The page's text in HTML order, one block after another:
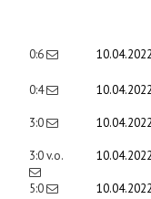
0:6
0:4
3:0
3:0 v.o.
5:0